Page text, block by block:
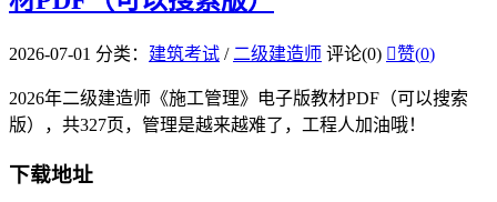
2026-07-01 分类： 建筑考试 / 二级建造师 评论(0) 赞(0)
2026年二级建造师《施工管理》电子版教材PDF（可以搜索
版），共327页，管理是越来越难了，工程人加油哦！
下载地址